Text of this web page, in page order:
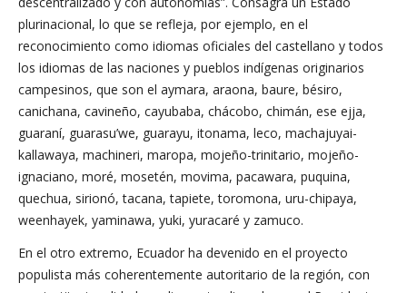
plurinacional, lo que se refleja, por ejemplo, en el
reconocimiento como idiomas oficiales del castellano y todos
los idiomas de las naciones y pueblos indígenas originarios
campesinos, que son el aymara, araona, baure, bésiro,
canichana, cavineño, cayubaba, chácobo, chimán, ese ejja,
guaraní, guarasu’we, guarayu, itonama, leco, machajuyai-
kallawaya, machineri, maropa, mojeño-trinitario, mojeño-
ignaciano, moré, mosetén, movima, pacawara, puquina,
quechua, sirionó, tacana, tapiete, toromona, uru-chipaya,
weenhayek, yaminawa, yuki, yuracaré y zamuco.
En el otro extremo, Ecuador ha devenido en el proyecto
populista más coherentemente autoritario de la región, con